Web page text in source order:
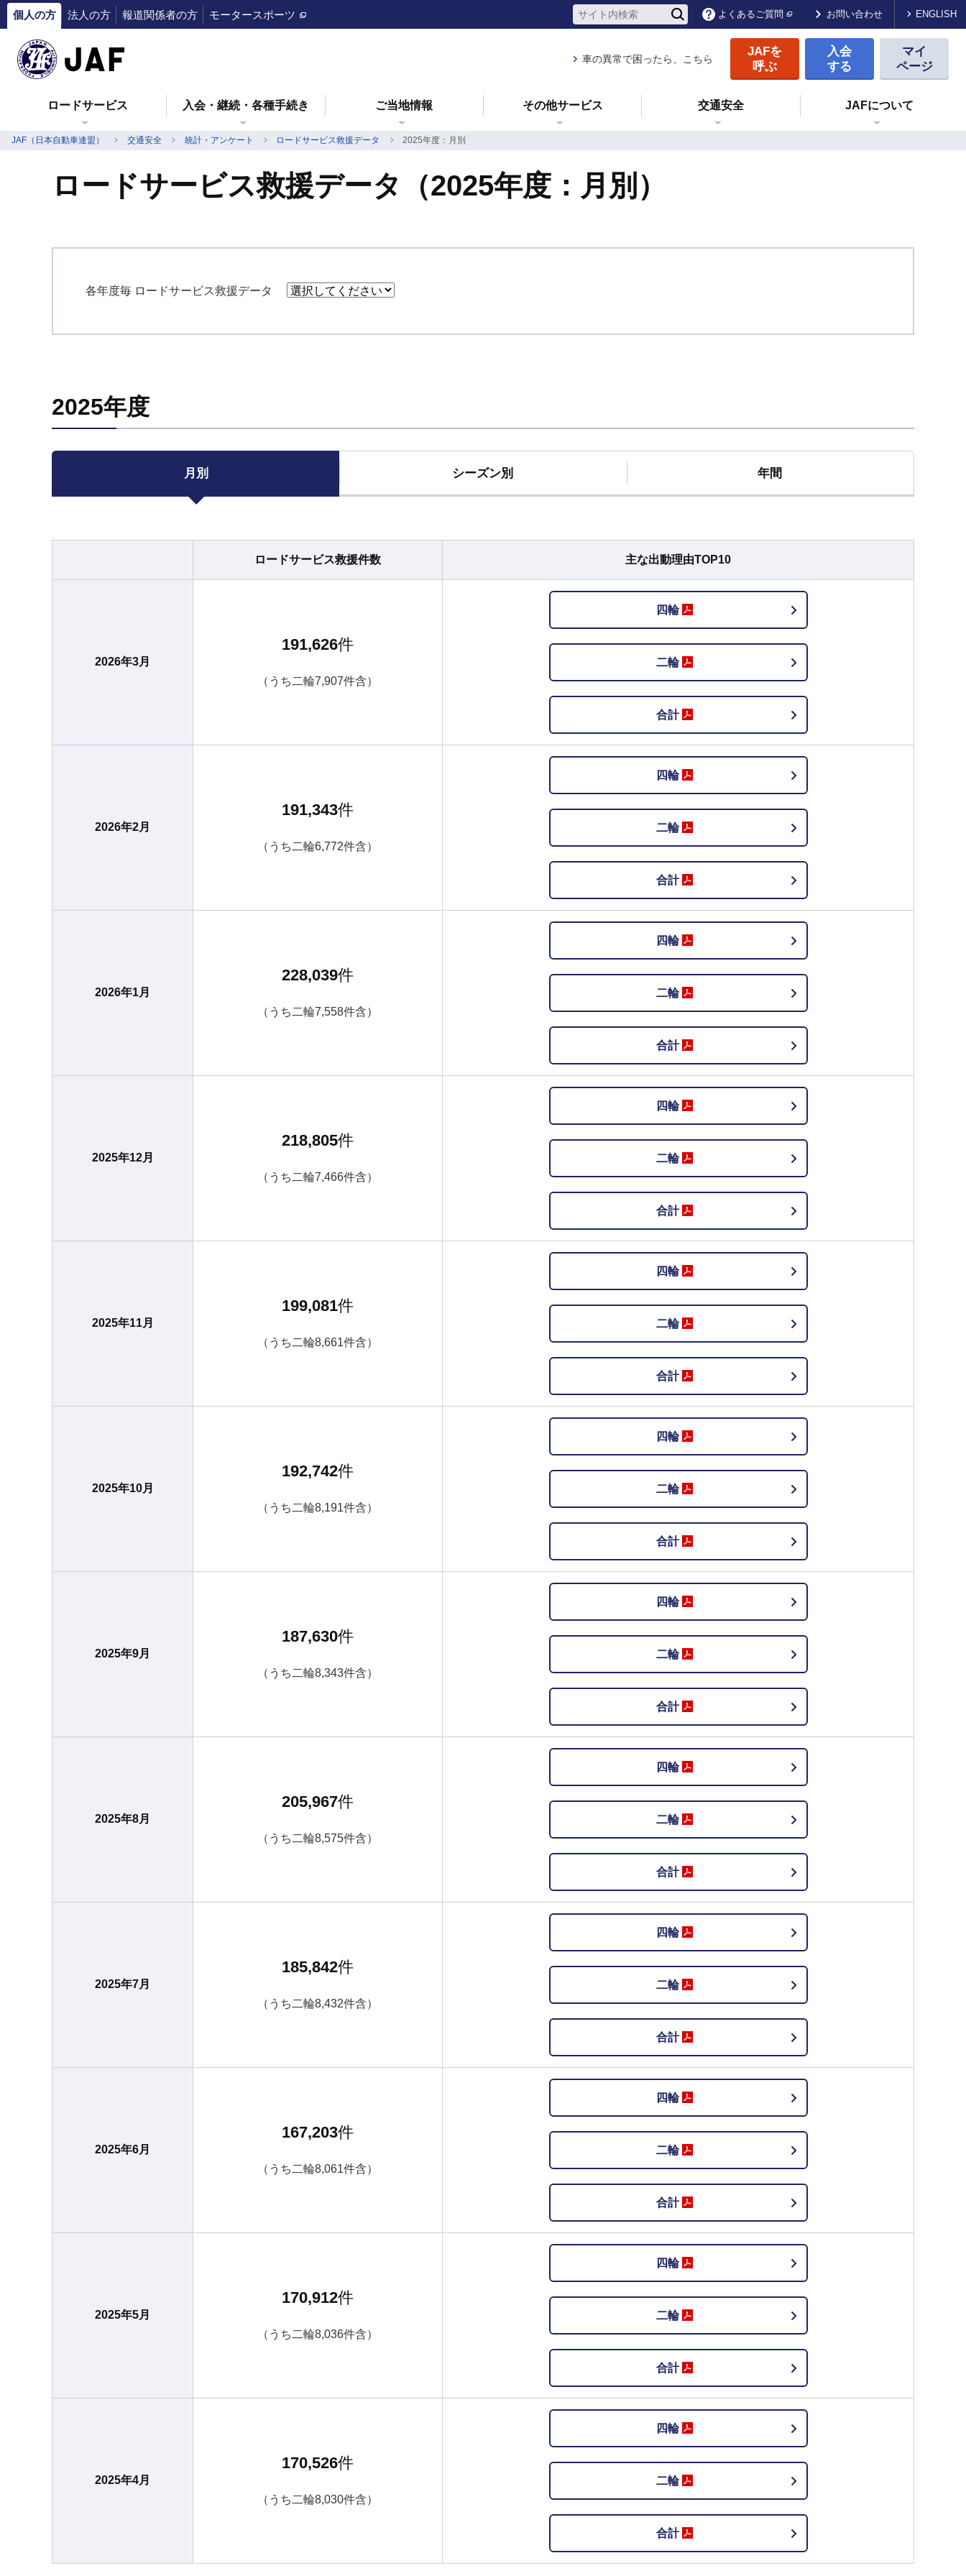
個人の方 法人の方 報道関係者の方 モータースポーツ よくあるご質問 お問い合わせ ENGLISH
車の異常で困ったら、こちら
JAFを
呼ぶ
入会
する
マイ
ページ
ロードサービス 入会・継続・各種手続き ご当地情報 その他サービス 交通安全 JAFについて
JAF（日本自動車連盟） 交通安全 統計・アンケート ロードサービス救援データ 2025年度：月別
ロードサービス救援データ（2025年度：月別）
各年度毎 ロードサービス救援データ
2025年度
月別 シーズン別 年間
ロードサービス救援件数 主な出動理由TOP10
2026年3月
191,626件
（うち二輪7,907件含）
四輪
二輪
合計
2026年2月
191,343件
（うち二輪6,772件含）
四輪
二輪
合計
2026年1月
228,039件
（うち二輪7,558件含）
四輪
二輪
合計
2025年12月
218,805件
（うち二輪7,466件含）
四輪
二輪
合計
2025年11月
199,081件
（うち二輪8,661件含）
四輪
二輪
合計
2025年10月
192,742件
（うち二輪8,191件含）
四輪
二輪
合計
2025年9月
187,630件
（うち二輪8,343件含）
四輪
二輪
合計
2025年8月
205,967件
（うち二輪8,575件含）
四輪
二輪
合計
2025年7月
185,842件
（うち二輪8,432件含）
四輪
二輪
合計
2025年6月
167,203件
（うち二輪8,061件含）
四輪
二輪
合計
2025年5月
170,912件
（うち二輪8,036件含）
四輪
二輪
合計
2025年4月
170,526件
（うち二輪8,030件含）
四輪
二輪
合計